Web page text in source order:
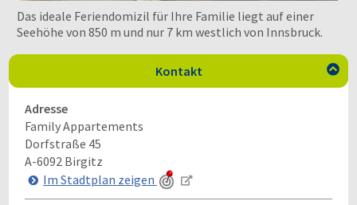
Das ideale Feriendomizil für Ihre Familie liegt auf einer
Seehöhe von 850 m und nur 7 km westlich von Innsbruck.
Kontakt 
Adresse
Family Appartements
Dorfstraße 45
A-6092 Birgitz
Im Stadtplan zeigen